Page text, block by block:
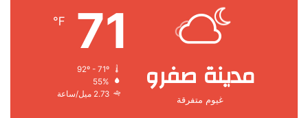
مدينة صفرو
غيوم متفرقة
71
℉
55%
2.73 ميل/ساعة